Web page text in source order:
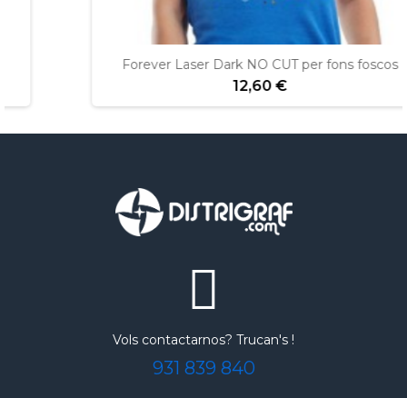
Forever Laser Dark NO CUT per fons foscos
Vols contactarnos? Trucan's !
931 839 840